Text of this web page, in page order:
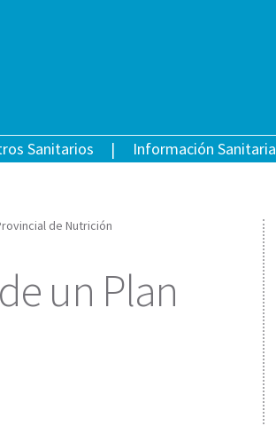
Sanitarios Información Sanitaria
de Nutrición
un Plan